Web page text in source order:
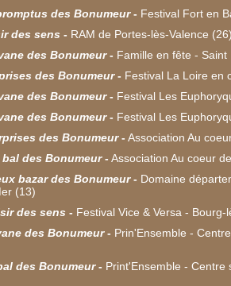
des Bonumeur- Festival Fort en
des sens - RAM de Portes-lès-Valence (26)
des Bonumeur- Famille en fête -
des Bonumeur- Festival La Loire en
des Bonumeur- Festival Les
des Bonumeur- Festival Les
des Bonumeur- Association Au
des Bonumeur- Association Au coeur
bazar des Bonumeur- Domaine
(13)
des sens - Festival Vice & Versa - Bourg-
des Bonumeur- Prin'Ensemble -
des Bonumeur- Print'Ensemble - Centre